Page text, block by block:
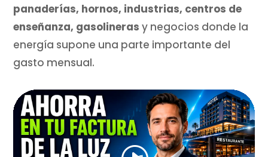
panaderías, hornos, industrias, centros de
enseñanza, gasolineras y negocios donde la
energía supone una parte importante del
gasto mensual.